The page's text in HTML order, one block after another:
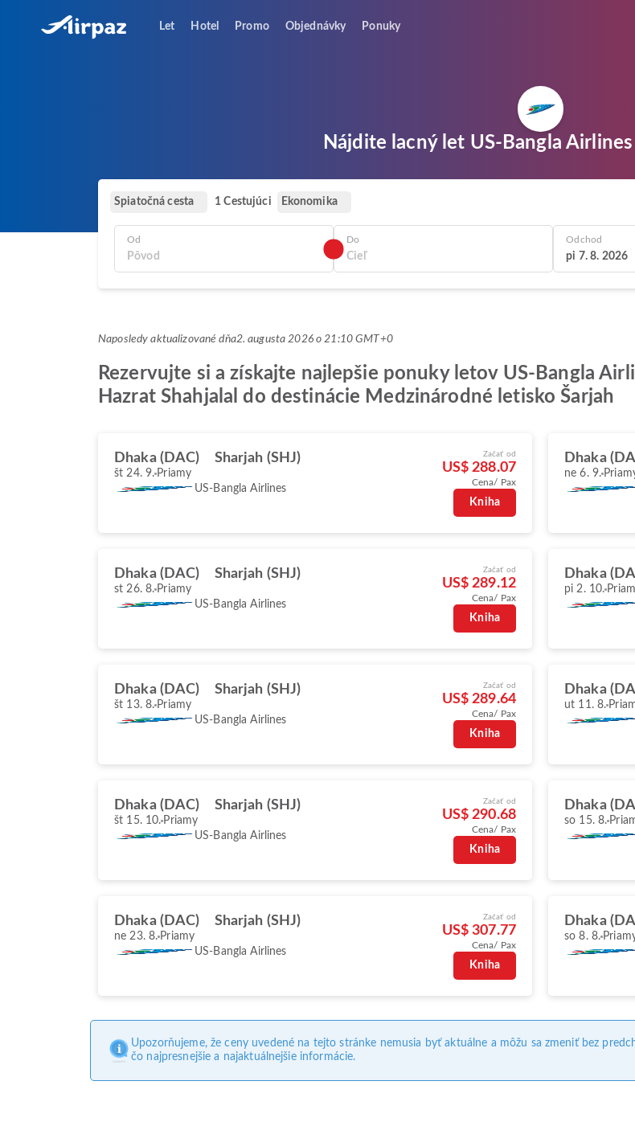
Let Hotel Promo Objednávky Ponuky
Nájdite lacný let US-Bangla Airlines
Spiatočná cesta 1 Cestujúci Ekonomika
Od Do Odchod
pi 7. 8. 2026
Naposledy aktualizované dňa2. augusta 2026 o 21:10 GMT+0
Rezervujte si a získajte najlepšie ponuky letov US-Bangla
Hazrat Shahjalal do destinácie Medzinárodné letisko Šarjah
Dhaka (DAC) Sharjah (SHJ)
št 24. 9. Priamy
US-Bangla Airlines
Začať od
US$ 288.07
Cena/ Pax
Kniha
Dhaka
ne 6. 9.
Dhaka (DAC) Sharjah (SHJ)
st 26. 8. Priamy
US-Bangla Airlines
Začať od
US$ 289.12
Cena/ Pax
Kniha
Dhaka
pi 2. 10.
Dhaka (DAC) Sharjah (SHJ)
št 13. 8. Priamy
US-Bangla Airlines
Začať od
US$ 289.64
Cena/ Pax
Kniha
Dhaka
ut 11. 8.
Dhaka (DAC) Sharjah (SHJ)
št 15. 10. Priamy
US-Bangla Airlines
Začať od
US$ 290.68
Cena/ Pax
Kniha
Dhaka
so 15. 8.
Dhaka (DAC) Sharjah (SHJ)
ne 23. 8. Priamy
US-Bangla Airlines
Začať od
US$ 307.77
Cena/ Pax
Kniha
Dhaka
so 8. 8.
Upozorňujeme, že ceny uvedené na tejto stránke nemusia byť aktuálne a môžu sa zmeniť bez
čo najpresnejšie a najaktuálnejšie informácie.